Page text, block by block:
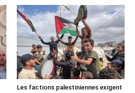
Les factions palestiniennes exigent